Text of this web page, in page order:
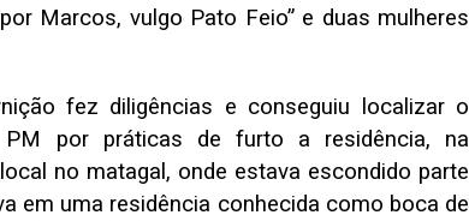
Marcos, vulgo Pato Feio” e duas mulheres
fez diligências e conseguiu localizar o
por práticas de furto a residência, na
no matagal, onde estava escondido parte
em uma residência conhecida como boca de